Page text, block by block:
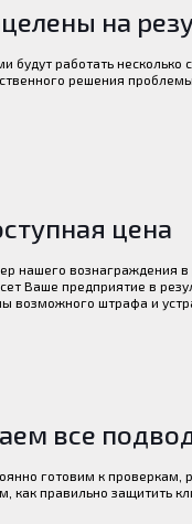
на
будут работать несколько
решения проблемы
цена
нашего вознаграждения
Ваше предприятие в
возможного штрафа и
все
готовим к проверкам,
как правильно защитить